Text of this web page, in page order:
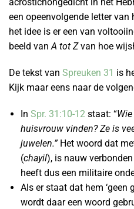
een opeenvolgende letter van
het idee is er een van
beeld vanA tot Zvan hoe
De tekst van Spreuken 31 is
Kijk maar eens naar de
In Spr. 31:10-12 staat: “
huisvrouw vinden? Ze is
juwelen.”Het woord dat
(chayil), is nauw verbonden
heeft dus een militaire
Als er staat dat hem ‘geen
wordt daar een woord